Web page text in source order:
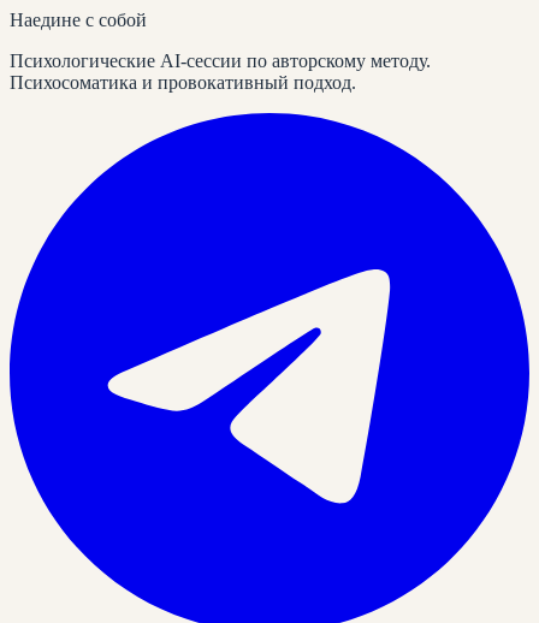
Наедине с собой
Психологические AI-сессии по авторскому методу.
Психосоматика и провокативный подход.